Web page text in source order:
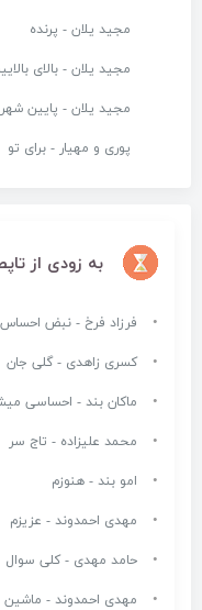
مجید یلان - پرنده
مجید یلان - بالای
مجید یلان - پایین شهر
پوری و مهیار - برای تو
به زودی از
فرزاد فرخ - نبض احساس
کسری زاهدی - گلی جان
ماکان بند - احساسی
محمد علیزاده - تاج سر
امو بند - هنوزم
مهدی احمدوند - عزیزم
حامد مهدی - کلی سوال
مهدی احمدوند - ماشین